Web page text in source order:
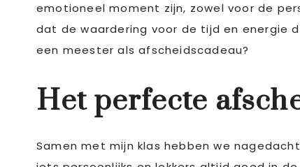
emotioneel moment zijn, zowel voor de
dat de waardering voor de tijd en energie
een meester als afscheidscadeau?
Het perfecte
Samen met mijn klas hebben we